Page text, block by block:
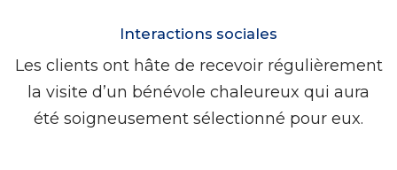
Interactions sociales
Les clients ont hâte de recevoir régulièrement
la visite d’un bénévole chaleureux qui aura
été soigneusement sélectionné pour eux.